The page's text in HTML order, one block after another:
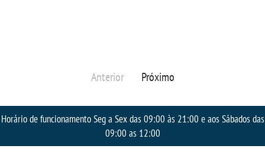
Anterior Próximo
Horário de funcionamento Seg a Sex das 09:00 às 21:00 e aos Sábados das
09:00 as 12:00